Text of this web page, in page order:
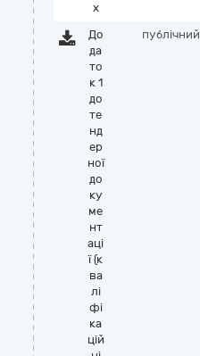
x
До
да
то
к 1
до
те
нд
ер
ної
до
ку
ме
нт
аці
ї (к
ва
лі
фі
ка
цій
публічний